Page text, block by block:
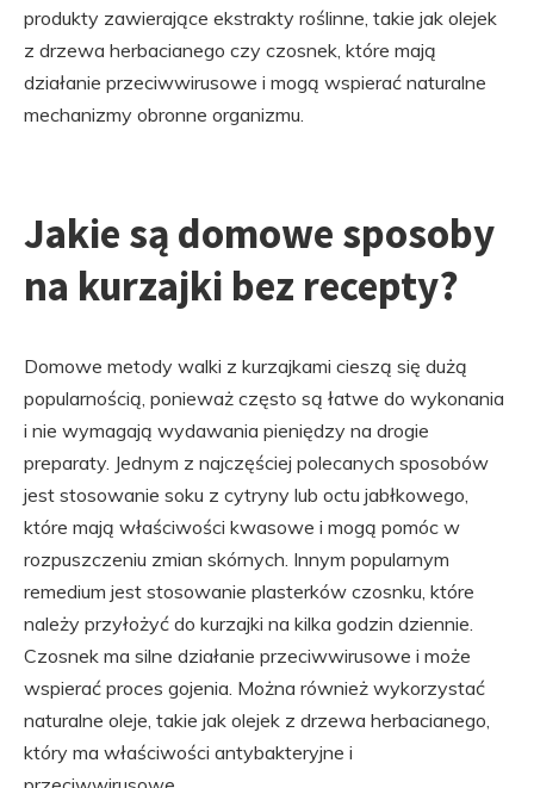
produkty zawierające ekstrakty roślinne, takie jak olejek
z drzewa herbacianego czy czosnek, które mają
działanie przeciwwirusowe i mogą wspierać naturalne
mechanizmy obronne organizmu.
Jakie są domowe sposoby
na kurzajki bez recepty?
Domowe metody walki z kurzajkami cieszą się dużą
popularnością, ponieważ często są łatwe do wykonania
i nie wymagają wydawania pieniędzy na drogie
preparaty. Jednym z najczęściej polecanych sposobów
jest stosowanie soku z cytryny lub octu jabłkowego,
które mają właściwości kwasowe i mogą pomóc w
rozpuszczeniu zmian skórnych. Innym popularnym
remedium jest stosowanie plasterków czosnku, które
należy przyłożyć do kurzajki na kilka godzin dziennie.
Czosnek ma silne działanie przeciwwirusowe i może
wspierać proces gojenia. Można również wykorzystać
naturalne oleje, takie jak olejek z drzewa herbacianego,
który ma właściwości antybakteryjne i